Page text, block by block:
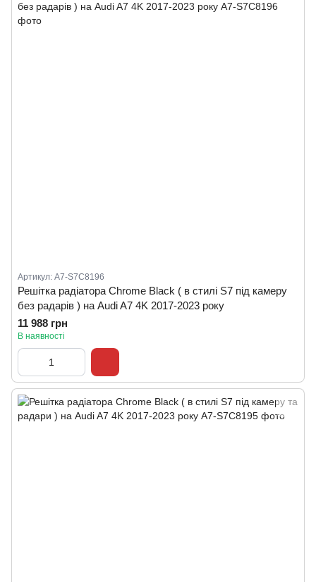
Артикул: A7-S7C8196
Решітка радіатора Chrome Black ( в стилі S7 під камеру
без радарів ) на Audi A7 4K 2017-2023 року
11 988 грн
В наявності